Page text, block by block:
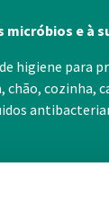
micróbios e à
higiene para
chão, cozinha,